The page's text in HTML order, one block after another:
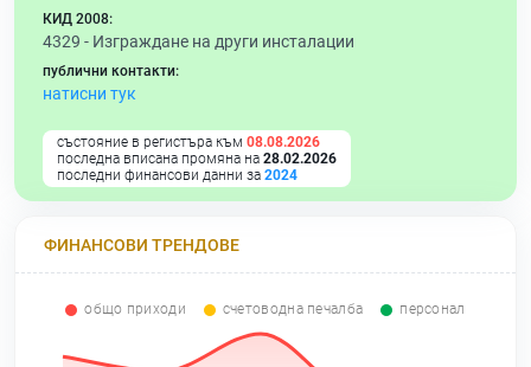
КИД 2008:
4329 - Изграждане на други инсталации
публични контакти:
натисни тук
състояние в регистъра към 08.08.2026
последна вписана промяна на 28.02.2026
последни финансови данни за 2024
ФИНАНСОВИ ТРЕНДОВЕ
общо приходи счетоводна печалба персонал